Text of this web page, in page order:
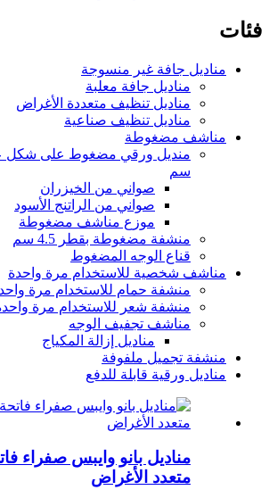
فئات
مناديل جافة غير منسوجة
مناديل جافة معلبة
مناديل تنظيف متعددة الأغراض
مناديل تنظيف صناعية
مناشف مضغوطة
سم
صواني من الخيزران
صواني من الراتنج الأسود
موزع مناشف مضغوطة
منشفة مضغوطة بقطر 4.5 سم
قناع الوجه المضغوط
مناشف شخصية للاستخدام مرة واحدة
منشفة حمام للاستخدام مرة
منشفة شعر للاستخدام مرة
مناشف تجفيف الوجه
مناديل إزالة المكياج
منشفة تجميل ملفوفة
مناديل ورقية قابلة للدفع
مناديل بانو وايبس صفراء
متعدد الأغراض